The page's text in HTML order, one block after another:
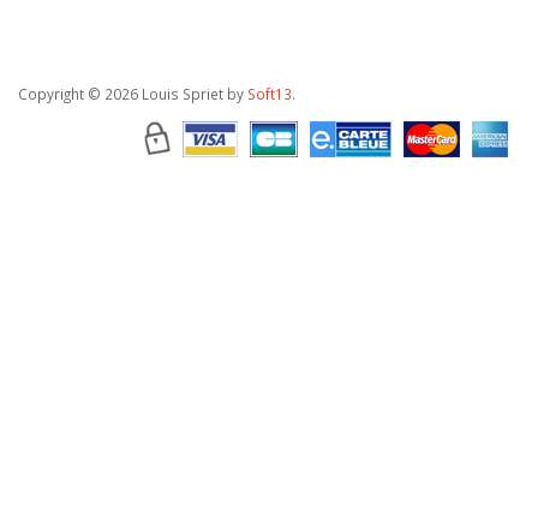
Copyright © 2026 Louis Spriet by Soft13.